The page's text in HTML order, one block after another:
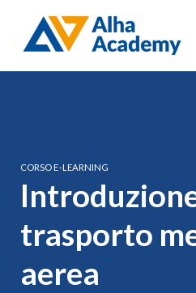
Catalogo
Aree di
CORSO E-LEARNING
trasporto
aerea